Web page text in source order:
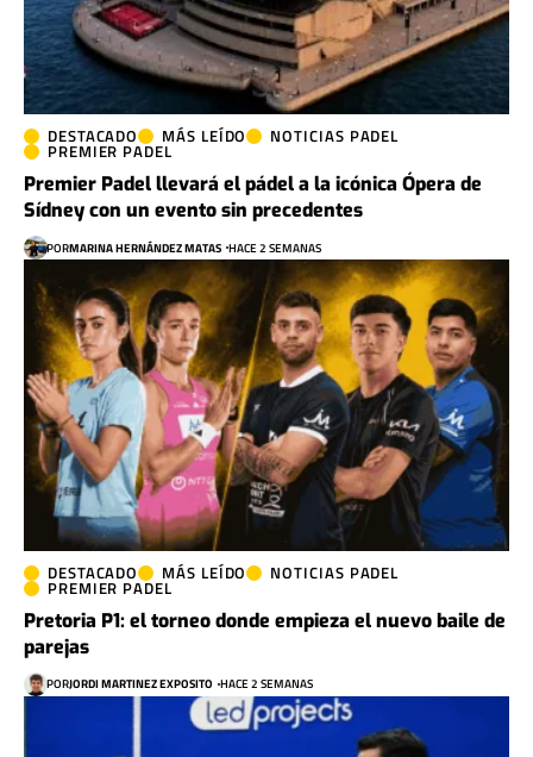
DESTACADO MÁS LEÍDO NOTICIAS PADEL
PREMIER PADEL
Premier Padel llevará el pádel a la icónica Ópera de
Sídney con un evento sin precedentes
PORMARINA HERNÁNDEZ MATAS HACE 2 SEMANAS
DESTACADO MÁS LEÍDO NOTICIAS PADEL
PREMIER PADEL
Pretoria P1: el torneo donde empieza el nuevo baile de
parejas
PORJORDI MARTINEZ EXPOSITO HACE 2 SEMANAS